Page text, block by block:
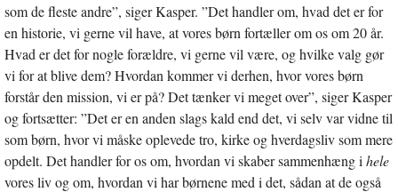
som de fleste andre”, siger Kasper. ”Det handler om, hvad det er for
en historie, vi gerne vil have, at vores børn fortæller om os om 20 år.
Hvad er det for nogle forældre, vi gerne vil være, og hvilke valg gør
vi for at blive dem? Hvordan kommer vi derhen, hvor vores børn
forstår den mission, vi er på? Det tænker vi meget over”, siger Kasper
og fortsætter: ”Det er en anden slags kald end det, vi selv var vidne til
som børn, hvor vi måske oplevede tro, kirke og hverdagsliv som mere
opdelt. Det handler for os om, hvordan vi skaber sammenhæng i hele
vores liv og om, hvordan vi har børnene med i det, sådan at de også